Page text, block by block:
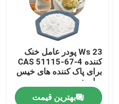
Ws 23 پودر عامل خنک
کننده CAS 51115-67-4
برای پاک کننده های خیس
صابون
بهترین قیمت